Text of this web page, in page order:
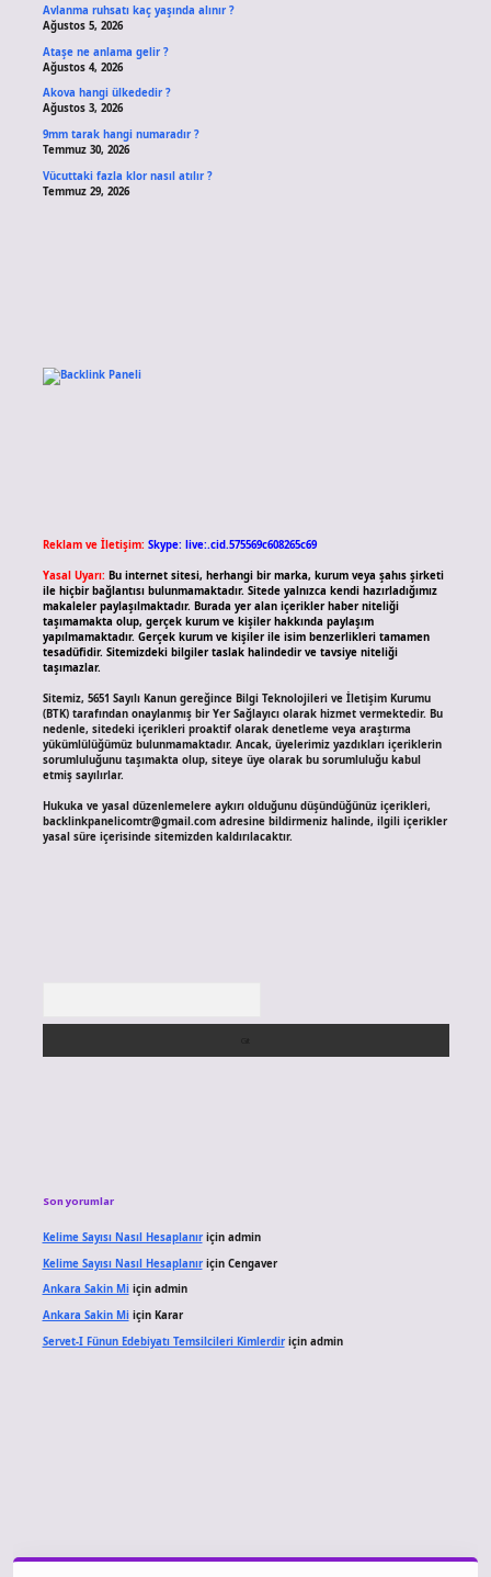
Avlanma ruhsatı kaç yaşında alınır ?
Ağustos 5, 2026
Ataşe ne anlama gelir ?
Ağustos 4, 2026
Akova hangi ülkededir ?
Ağustos 3, 2026
9mm tarak hangi numaradır ?
Temmuz 30, 2026
Vücuttaki fazla klor nasıl atılır ?
Temmuz 29, 2026
Reklam ve İletişim: Skype: live:.cid.575569c608265c69
Yasal Uyarı: Bu internet sitesi, herhangi bir marka, kurum veya şahıs şirketi
ile hiçbir bağlantısı bulunmamaktadır. Sitede yalnızca kendi hazırladığımız
makaleler paylaşılmaktadır. Burada yer alan içerikler haber niteliği
taşımamakta olup, gerçek kurum ve kişiler hakkında paylaşım
yapılmamaktadır. Gerçek kurum ve kişiler ile isim benzerlikleri tamamen
tesadüfidir. Sitemizdeki bilgiler taslak halindedir ve tavsiye niteliği
taşımazlar.
Sitemiz, 5651 Sayılı Kanun gereğince Bilgi Teknolojileri ve İletişim Kurumu
(BTK) tarafından onaylanmış bir Yer Sağlayıcı olarak hizmet vermektedir. Bu
nedenle, sitedeki içerikleri proaktif olarak denetleme veya araştırma
yükümlülüğümüz bulunmamaktadır. Ancak, üyelerimiz yazdıkları içeriklerin
sorumluluğunu taşımakta olup, siteye üye olarak bu sorumluluğu kabul
etmiş sayılırlar.
Hukuka ve yasal düzenlemelere aykırı olduğunu düşündüğünüz içerikleri,
backlinkpanelicomtr@gmail.comadresine bildirmeniz halinde, ilgili içerikler
yasal süre içerisinde sitemizden kaldırılacaktır.
Son yorumlar
Kelime Sayısı Nasıl Hesaplanıriçin admin
Kelime Sayısı Nasıl Hesaplanıriçin Cengaver
Ankara Sakin Miiçin admin
Ankara Sakin Miiçin Karar
Servet-I Fünun Edebiyatı Temsilcileri Kimlerdiriçin admin